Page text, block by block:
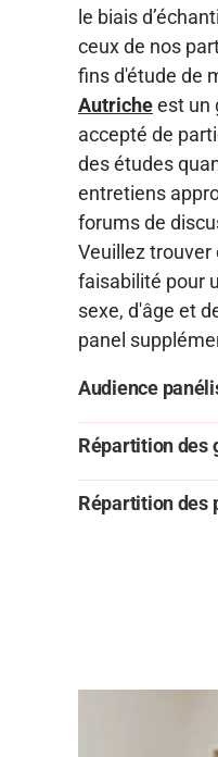
le biais
ceux de nos
fins d'étude de
Autricheest un
accepté de
des études
entretiens
forums de
Veuillez trouver
faisabilité pour
sexe, d'âge et
panel
Audience
Répartition des
Répartition des